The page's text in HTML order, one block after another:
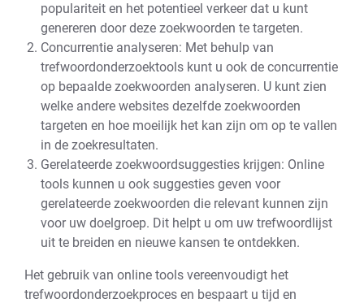
populariteit en het potentieel verkeer dat u kunt
genereren door deze zoekwoorden te targeten.
Concurrentie analyseren: Met behulp van
trefwoordonderzoektools kunt u ook de concurrentie
op bepaalde zoekwoorden analyseren. U kunt zien
welke andere websites dezelfde zoekwoorden
targeten en hoe moeilijk het kan zijn om op te vallen
in de zoekresultaten.
Gerelateerde zoekwoordsuggesties krijgen: Online
tools kunnen u ook suggesties geven voor
gerelateerde zoekwoorden die relevant kunnen zijn
voor uw doelgroep. Dit helpt u om uw trefwoordlijst
uit te breiden en nieuwe kansen te ontdekken.
Het gebruik van online tools vereenvoudigt het
trefwoordonderzoekproces en bespaart u tijd en